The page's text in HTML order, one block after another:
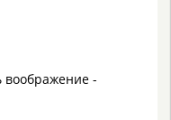
воображение -